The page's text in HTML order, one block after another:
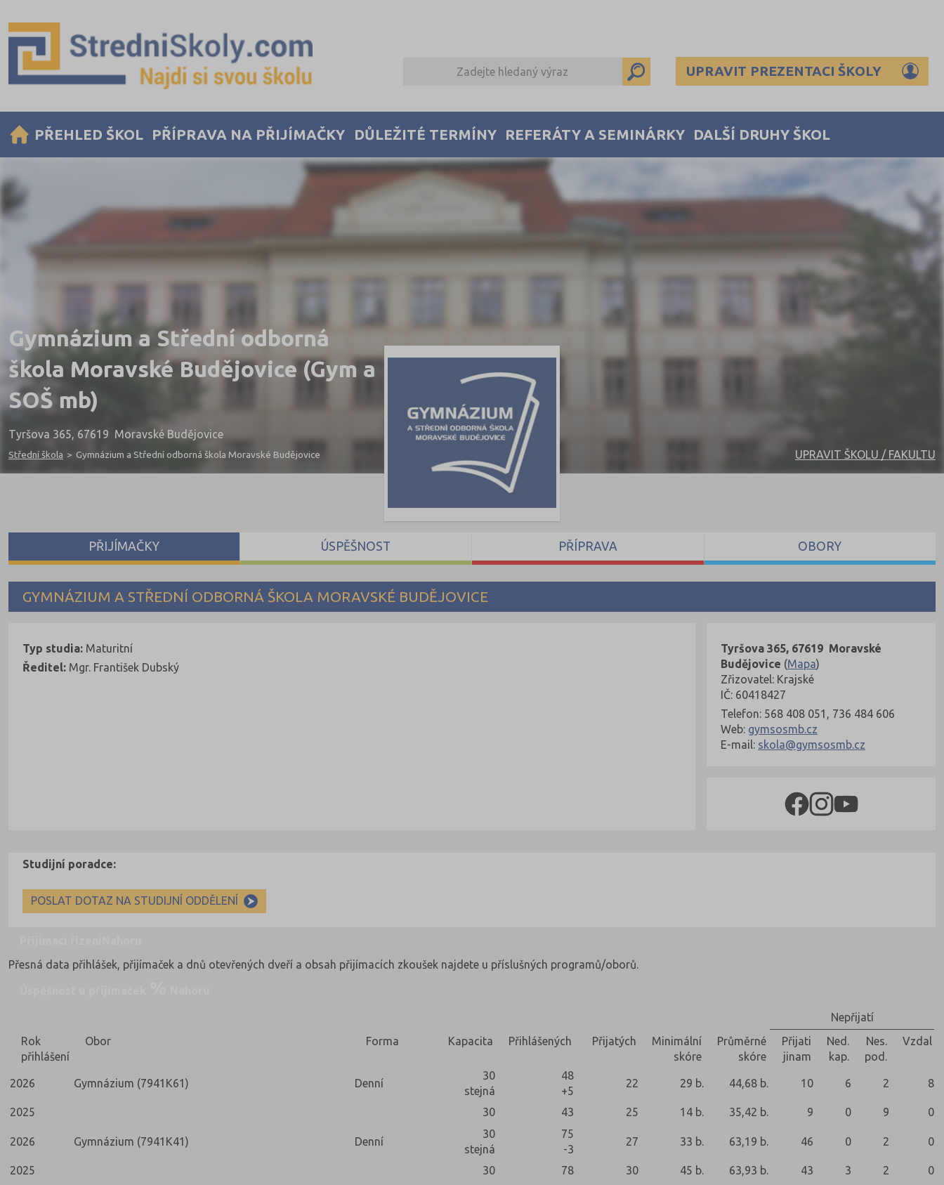
UPRAVIT PREZENTACI ŠKOLY
PŘEHLED ŠKOL PŘÍPRAVA NA PŘIJÍMAČKY DŮLEŽITÉ TERMÍNY REFERÁTY A SEMINÁRKY DALŠÍ DRUHY ŠKOL
Gymnázium a Střední odborná
škola Moravské Budějovice (Gym a
SOŠ mb)
Tyršova 365, 67619 Moravské Budějovice
Střední škola > Gymnázium a Střední odborná škola Moravské Budějovice UPRAVIT ŠKOLU / FAKULTU
GYMNÁZIUM A STŘEDNÍ ODBORNÁ ŠKOLA MORAVSKÉ BUDĚJOVICE
Tyršova 365, 67619 Moravské
Budějovice (Mapa)
Zřizovatel: Krajské
IČ: 60418427
Telefon: 568 408 051, 736 484 606
Web: gymsosmb.cz
E-mail: skola@gymsosmb.cz
Typ studia: Maturitní
Ředitel: Mgr. František Dubský
Studijní poradce:
POSLAT DOTAZ NA STUDIJNÍ ODDĚLENÍ
PŘIJÍMAČKY ÚSPĚŠNOST PŘÍPRAVA OBORY
Přesná data přihlášek, přijímaček a dnů otevřených dveří a obsah přijímacích zkoušek najdete u příslušných programů/oborů.
Nepřijatí
Rok
přihlášení
Obor Forma Kapacita Přihlášených Přijatých
Minimální
skóre
Průměrné
skóre
Přijati
jinam
Ned.
kap.
Nes.
pod.
Vzdal
2026 Gymnázium (7941K61) Denní
30
stejná
48
+5
22 29 b. 44,68 b. 10 6 2 8
2025 30 43 25 14 b. 35,42 b. 9 0 9 0
2026 Gymnázium (7941K41) Denní
30
stejná
75
-3
27 33 b. 63,19 b. 46 0 2 0
2025 30 78 30 45 b. 63,93 b. 43 3 2 0